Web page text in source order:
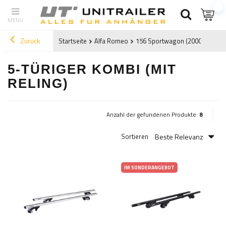
Zurück Startseite Alfa Romeo 156 Sportwagon (2000-2007)
5-TÜRIGER KOMBI (MIT
RELING)
Anzahl der gefundenen Produkte: 8
Sortieren Beste Relevanz
IM SONDERANGEBOT